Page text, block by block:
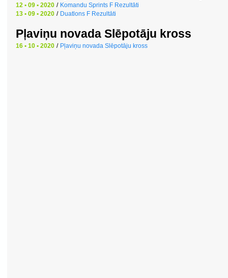
12 • 09 • 2020 / Komandu Sprints F Rezultāti
13 • 09 • 2020 / Duatlons F Rezultāti
Pļaviņu novada Slēpotāju kross
16 • 10 • 2020 / Pļaviņu novada Slēpotāju kross